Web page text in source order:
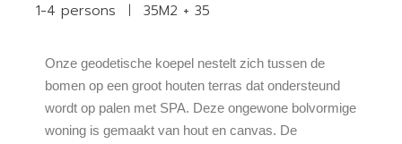
1-4 persons
35M2 + 35
Onze geodetische koepel nestelt zich tussen de
bomen op een groot houten terras dat ondersteund
wordt op palen met SPA. Deze ongewone bolvormige
woning is gemaakt van hout en canvas. De